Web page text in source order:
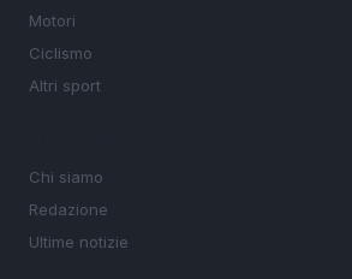
Motori
Ciclismo
Altri sport
Chi siamo
Redazione
Ultime notizie